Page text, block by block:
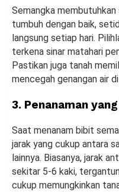
Semangka
tumbuh dengan baik,
langsung setiap hari.
terkena sinar matahari
Pastikan juga tanah
mencegah genangan air
3. Penanaman
Saat menanam bibit
jarak yang cukup antara
lainnya. Biasanya, jarak
sekitar 5-6 kaki,
cukup memungkinkan